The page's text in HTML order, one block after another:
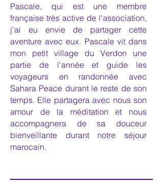
Pascale, qui est une membre
française très active de l'association,
j'ai eu envie de partager cette
aventure avec eux. Pascale vit dans
mon petit village du Verdon une
partie de l'année et guide les
voyageurs en randonnée avec
Sahara Peace durant le reste de son
temps. Elle partagera avec nous son
amour de la méditation et nous
accompagnera de sa douceur
bienveillante durant notre séjour
marocain.